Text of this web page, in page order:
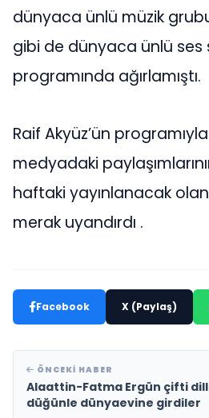
dünyaca ünlü müzik
gibi de dünyaca ünlü ses
programında ağırlamıştı.
Raif Akyüz’ün
medyadaki
haftaki yayınlanacak
merak uyandırdı .
Facebook X (Paylaş)
ÖNCEKI HABER
Alaattin-Fatma Ergün çifti
düğünle dünyaevine girdiler